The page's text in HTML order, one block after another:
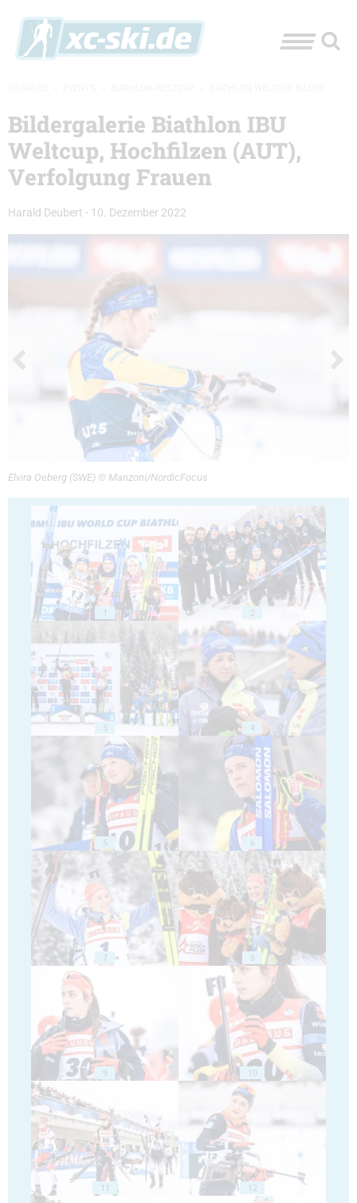
Bildergalerie Biathlon IBU
Weltcup, Hochfilzen (AUT),
Verfolgung Frauen
Harald Deubert - 10. Dezember 2022
Elvira Oeberg (SWE) © Manzoni/NordicFocus
1 2
3 4
5 6
7 8
9 10
11 12